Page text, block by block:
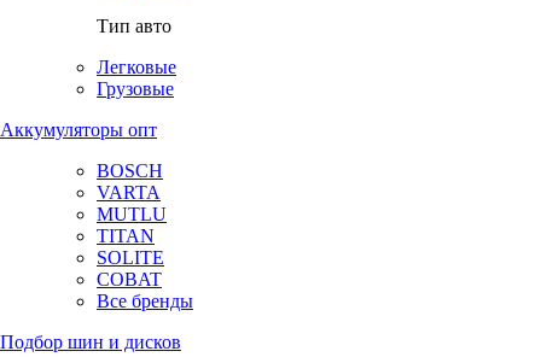
Тип авто
Легковые
Грузовые
Аккумуляторы опт
BOSCH
VARTA
MUTLU
TITAN
SOLITE
COBAT
Все бренды
Подбор шин и дисков